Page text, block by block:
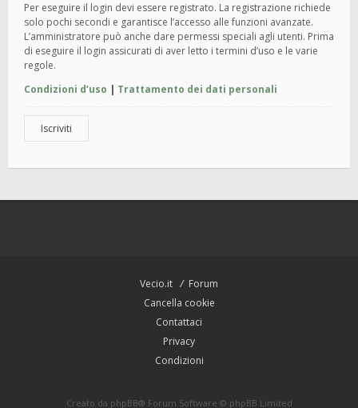
Per eseguire il login devi essere registrato. La registrazione richiede
solo pochi secondi e garantisce l’accesso alle funzioni avanzate.
L’amministratore può anche dare permessi speciali agli utenti. Prima
di eseguire il login assicurati di aver letto i termini d’uso e le varie
regole.
Condizioni d’uso | Trattamento dei dati personali
Iscriviti
Vecio.it
Forum
Cancella cookie
Contattaci
Privacy
Condizioni
Creato da phpBB® Forum Software © phpBB Limited